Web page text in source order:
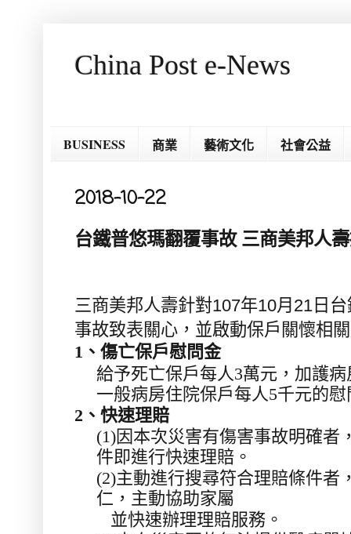
China Post e-News
BUSINESS 商業 藝術文化 社會公益
2018-10-22
台鐵普悠瑪翻覆事故 三商美邦人
三商美邦人壽針對107年10月 21 日
事故致表關心，並啟動保戶關懷相
1 、傷亡保戶慰問金
給予死亡保戶每人3萬元，加護
一般病房住院保戶每人5千元的
2 、快速理賠
(1)因本次災害有傷害事故明確者
件即進行快速理賠。
(2)主動進行搜尋符合理賠條件者
仁，主動協助家屬
並快速辦理理賠服務。